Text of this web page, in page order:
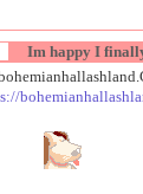
Im happy I